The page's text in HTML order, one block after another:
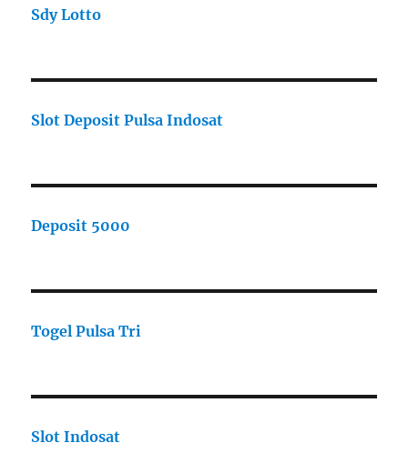
Sdy Lotto
Slot Deposit Pulsa Indosat
Deposit 5000
Togel Pulsa Tri
Slot Indosat